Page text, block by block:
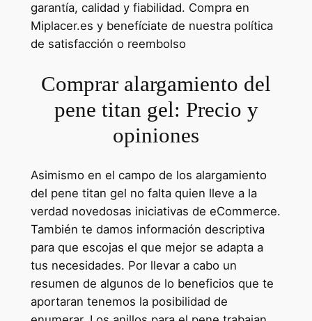
garantía, calidad y fiabilidad. Compra en
Miplacer.es y benefíciate de nuestra política
de satisfacción o reembolso
Comprar alargamiento del
pene titan gel: Precio y
opiniones
Asimismo en el campo de los alargamiento
del pene titan gel no falta quien lleve a la
verdad novedosas iniciativas de eCommerce.
También te damos información descriptiva
para que escojas el que mejor se adapta a
tus necesidades. Por llevar a cabo un
resumen de algunos de lo beneficios que te
aportaran tenemos la posibilidad de